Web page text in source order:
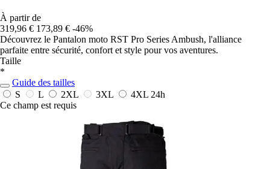
À partir de
319,96 € 173,89 € -46%
Découvrez le Pantalon moto RST Pro Series Ambush, l'alliance
parfaite entre sécurité, confort et style pour vos aventures.
Taille
*
Guide des tailles
S
L 2XL 3XL 4XL 24h
Ce champ est requis